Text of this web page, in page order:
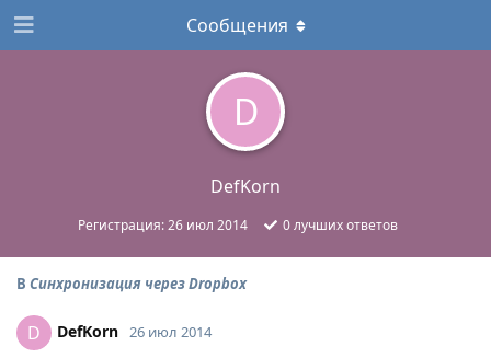
D
DefKorn
Регистрация:26 июл 2014 0лучших ответов
Сообщения
В Синхронизация через Dropbox
D DefKorn 26 июл 2014